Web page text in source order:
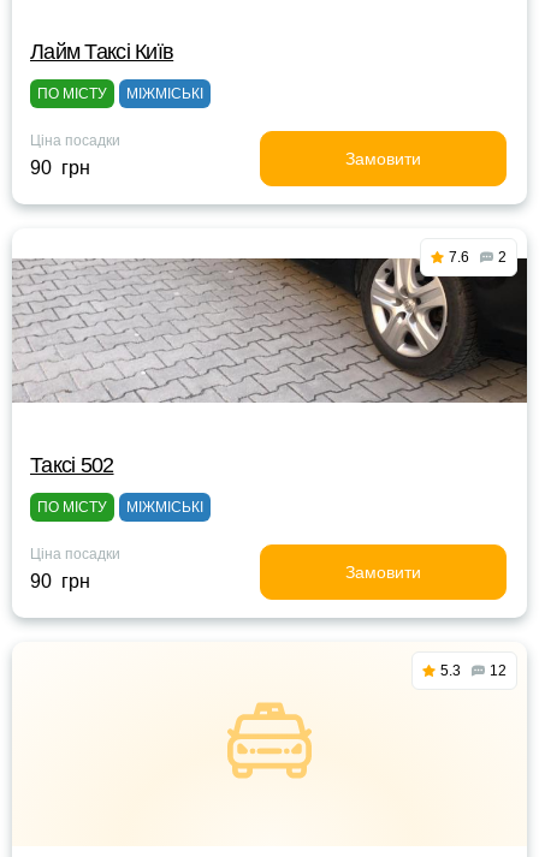
Лайм Таксі Київ
ПО МІСТУ МІЖМІСЬКІ
Ціна посадки
90 грн Замовити
7.6 2
Таксі 502
ПО МІСТУ МІЖМІСЬКІ
Ціна посадки
90 грн Замовити
5.3 12